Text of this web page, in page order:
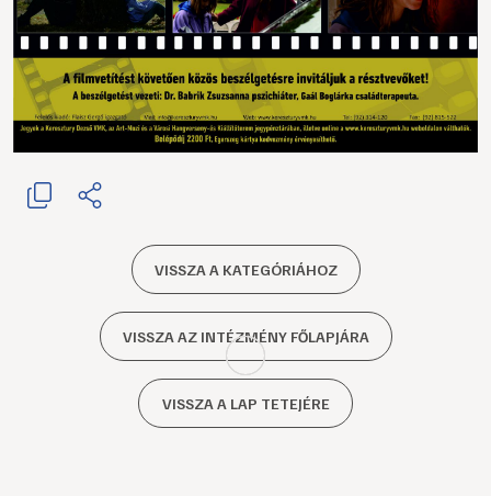
VISSZA A KATEGÓRIÁHOZ
VISSZA AZ INTÉZMÉNY FŐLAPJÁRA
VISSZA A LAP TETEJÉRE